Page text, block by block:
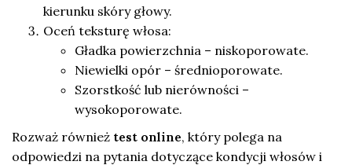
kierunku skóry głowy.
Oceń teksturę włosa:
Gładka powierzchnia – niskoporowate.
Niewielki opór – średnioporowate.
Szorstkość lub nierówności –
wysokoporowate.
Rozważ również test online, który polega na
odpowiedzi na pytania dotyczące kondycji włosów i